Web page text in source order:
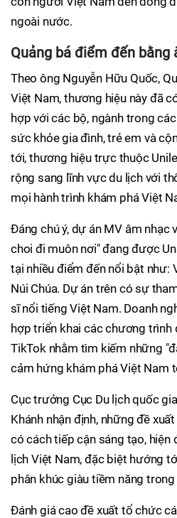
ngoài nước.
Quảng bá điểm đến bằng
Theo ông Nguyễn Hữu Quốc,
Việt Nam, thương hiệu này đã
hợp với các bộ, ngành trong
sức khỏe gia đình, trẻ em và
tới, thương hiệu trực thuộc
rộng sang lĩnh vực du lịch với
mọi hành trình khám phá Việt
Đáng chú ý, dự án MV âm nhạc
choi đi muôn nơi" đang được
tại nhiều điểm đến nổi bật như:
Núi Chúa. Dự án trên có sự
sĩ nổi tiếng Việt Nam. Doanh
hợp triển khai các chương trình
TikTok nhằm tìm kiếm những
cảm hứng khám phá Việt Nam
Cục trưởng Cục Du lịch quốc
Khánh nhận định, những đề
có cách tiếp cận sáng tạo, hiện
lịch Việt Nam, đặc biệt hướng
phân khúc giàu tiềm năng
Đánh giá cao đề xuất tổ chức